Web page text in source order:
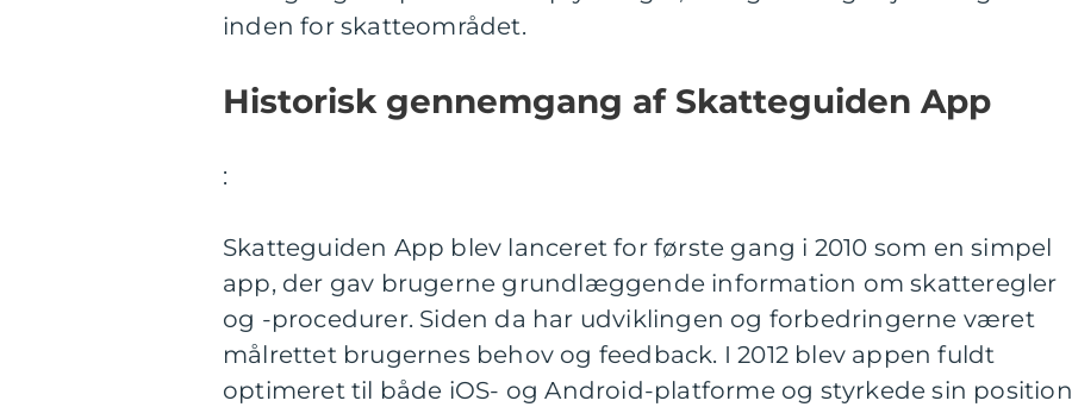
inden for skatteområdet.
Historisk gennemgang af Skatteguiden App
:
Skatteguiden App blev lanceret for første gang i 2010 som en simpel
app, der gav brugerne grundlæggende information om skatteregler
og -procedurer. Siden da har udviklingen og forbedringerne været
målrettet brugernes behov og feedback. I 2012 blev appen fuldt
optimeret til både iOS- og Android-platforme og styrkede sin position